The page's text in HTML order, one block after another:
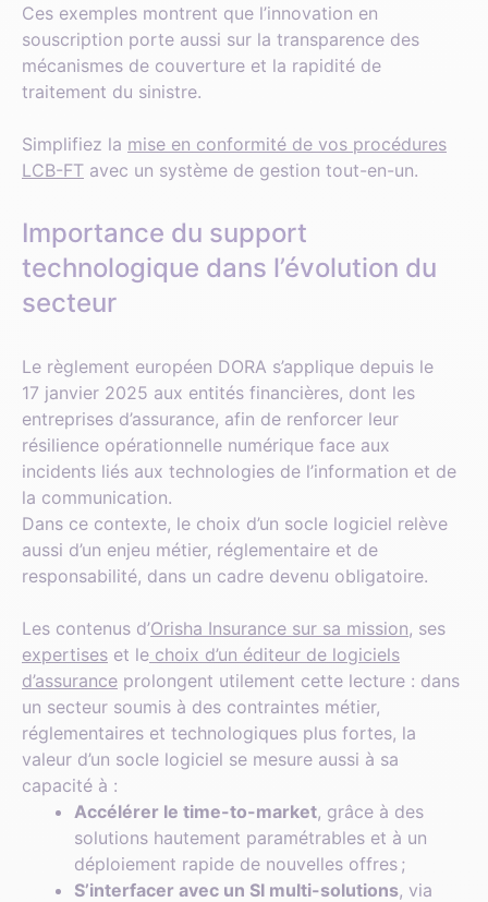
Ces exemples montrent que l’innovation en
souscription porte aussi sur la transparence des
mécanismes de couverture et la rapidité de
traitement du sinistre.
Simplifiez la mise en conformité de vos procédures
LCB-FT avec un système de gestion tout-en-un.
Importance du support
technologique dans l’évolution du
secteur
Le règlement européen DORA s’applique depuis le
17 janvier 2025 aux entités financières, dont les
entreprises d’assurance, afin de renforcer leur
résilience opérationnelle numérique face aux
incidents liés aux technologies de l’information et de
la communication.
Dans ce contexte, le choix d’un socle logiciel relève
aussi d’un enjeu métier, réglementaire et de
responsabilité, dans un cadre devenu obligatoire.
Les contenus d’Orisha Insurance sur sa mission, ses
expertises et le choix d’un éditeur de logiciels
d’assurance prolongent utilement cette lecture : dans
un secteur soumis à des contraintes métier,
réglementaires et technologiques plus fortes, la
valeur d’un socle logiciel se mesure aussi à sa
capacité à :
Accélérer le time-to-market, grâce à des
solutions hautement paramétrables et à un
déploiement rapide de nouvelles offres ;
S’interfacer avec un SI multi-solutions, via